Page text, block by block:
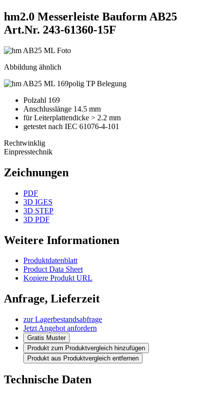
hm2.0 Messerleiste Bauform AB25
Art.Nr. 243-61360-15F
Abbildung ähnlich
Polzahl 169
Anschlusslänge 14.5 mm
für Leiterplattendicke > 2.2 mm
getestet nach IEC 61076-4-101
Rechtwinklig
Einpresstechnik
Zeichnungen
PDF
3D IGES
3D STEP
3D PDF
Weitere Informationen
Produktdatenblatt
Product Data Sheet
Kopiere Produkt URL
Anfrage, Lieferzeit
zur Lagerbestandsabfrage
Jetzt Angebot anfordern
Gratis Muster
Produkt zum Produktvergleich hinzufügen
Produkt aus Produktvergleich entfernen
Technische Daten